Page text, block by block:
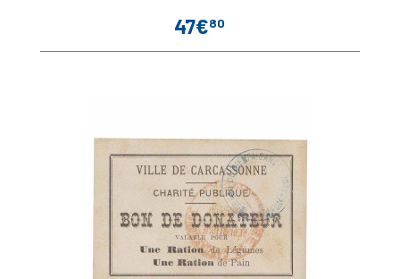
Prix
47€80